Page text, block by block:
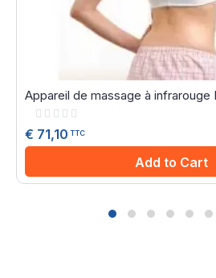
Appareil de massage à infrarouge
Rating:
€ 71,10 TTC
Add to Cart